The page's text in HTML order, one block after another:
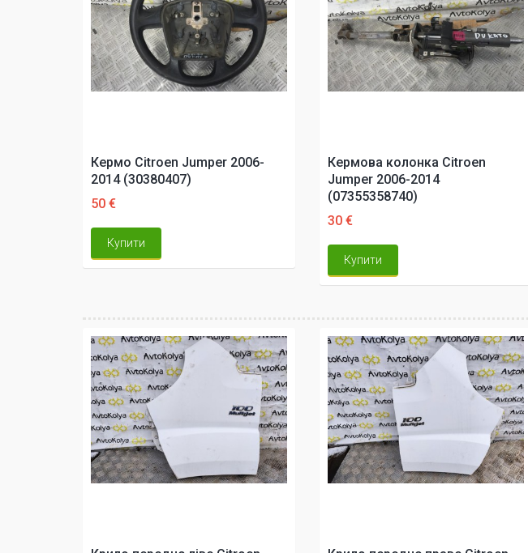
Кермо Citroen Jumper 2006-
2014 (30380407)
50 €
Купити
Кермова колонка Citroen
Jumper 2006-2014
(07355358740)
30 €
Купити